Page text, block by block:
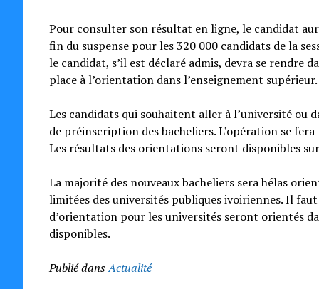
Pour consulter son résultat en ligne, le candidat
fin du suspense pour les 320 000 candidats de la
le candidat, s’il est déclaré admis, devra se rendre
place à l’orientation dans l’enseignement supérieur.
Les candidats qui souhaitent aller à l’université ou
de préinscription des bacheliers. L’opération se
Les résultats des orientations seront disponibles
La majorité des nouveaux bacheliers sera hélas
limitées des universités publiques ivoiriennes. Il
d’orientation pour les universités seront orientés
disponibles.
Publié dansActualité